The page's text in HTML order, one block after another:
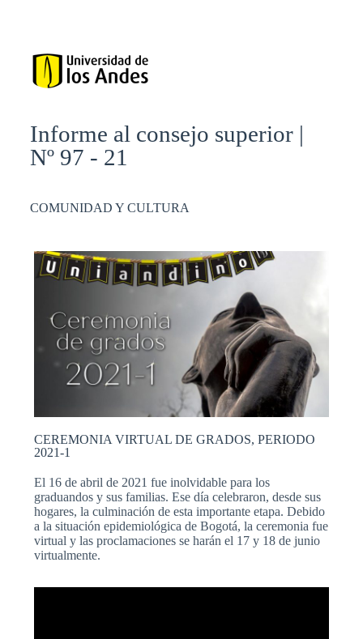
Informe al consejo superior |
Nº 97 - 21
COMUNIDAD Y CULTURA
CEREMONIA VIRTUAL DE GRADOS, PERIODO
2021-1
El 16 de abril de 2021 fue inolvidable para los
graduandos y sus familias. Ese día celebraron, desde sus
hogares, la culminación de esta importante etapa. Debido
a la situación epidemiológica de Bogotá, la ceremonia fue
virtual y las proclamaciones se harán el 17 y 18 de junio
virtualmente.